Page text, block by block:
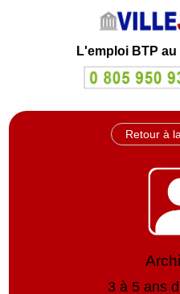
L'emploi BTP
Retour à
3 à 5 ans